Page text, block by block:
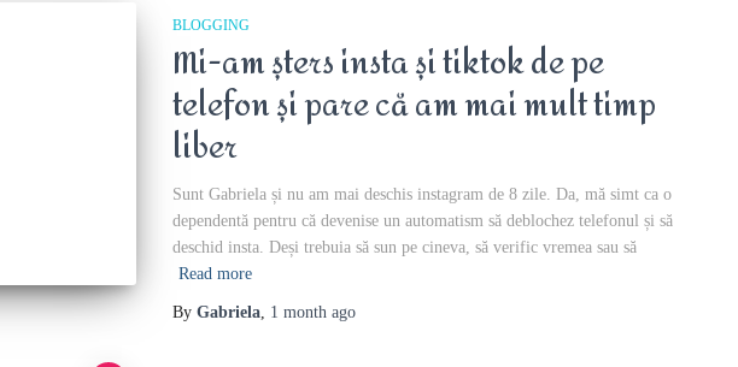
BLOGGING
Mi-am șters insta și tiktok de pe
telefon și pare că am mai mult timp
liber
Sunt Gabriela și nu am mai deschis instagram de 8 zile. Da, mă simt ca o
dependentă pentru că devenise un automatism să deblochez telefonul și să
deschid insta. Deși trebuia să sun pe cineva, să verific vremea sau să
Read more
By Gabriela, 1 month ago